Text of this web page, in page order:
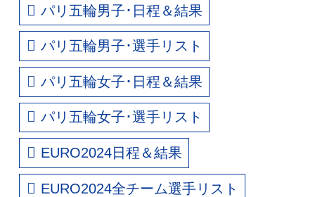
パリ五輪男子･日程＆結果
パリ五輪男子･選手リスト
パリ五輪女子･日程＆結果
パリ五輪女子･選手リスト
EURO2024日程＆結果
EURO2024全チーム選手リスト